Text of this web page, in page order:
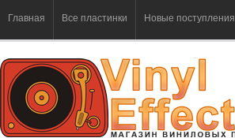
Главная Все пластинки Новые поступления